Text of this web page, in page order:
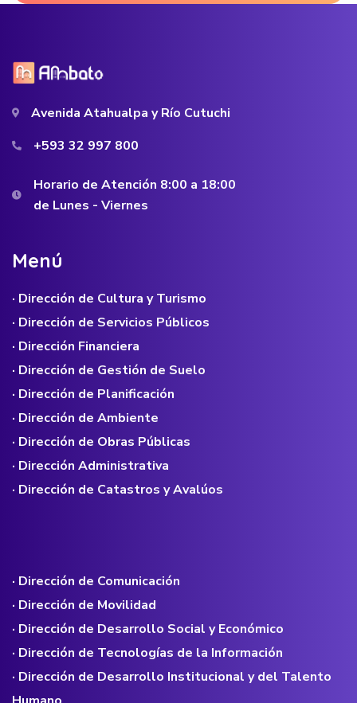
Avenida Atahualpa y Río Cutuchi
+593 32 997 800
Horario de Atención 8:00 a 18:00
de Lunes - Viernes
Menú
· Dirección de Cultura y Turismo
· Dirección de Servicios Públicos
· Dirección Financiera
· Dirección de Gestión de Suelo
· Dirección de Planificación
· Dirección de Ambiente
· Dirección de Obras Públicas
· Dirección Administrativa
· Dirección de Catastros y Avalúos
· Dirección de Comunicación
· Dirección de Movilidad
· Dirección de Desarrollo Social y Económico
· Dirección de Tecnologías de la Información
· Dirección de Desarrollo Institucional y del Talento